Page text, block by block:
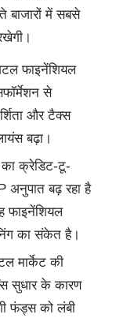
बाजारों में सबसे
फाइनेंशियल
से
और टैक्स
बढ़ा।
क्रेडिट-टू-
अनुपात बढ़ रहा है
फाइनेंशियल
का संकेत है।
मार्केट की
सुधार के कारण
फंड्स को लंबी